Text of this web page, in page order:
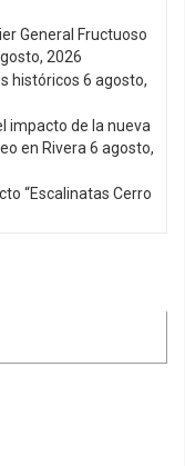
General Fructuoso
2026
históricos 6 agosto,
impacto de la nueva
en Rivera 6 agosto,
“Escalinatas Cerro